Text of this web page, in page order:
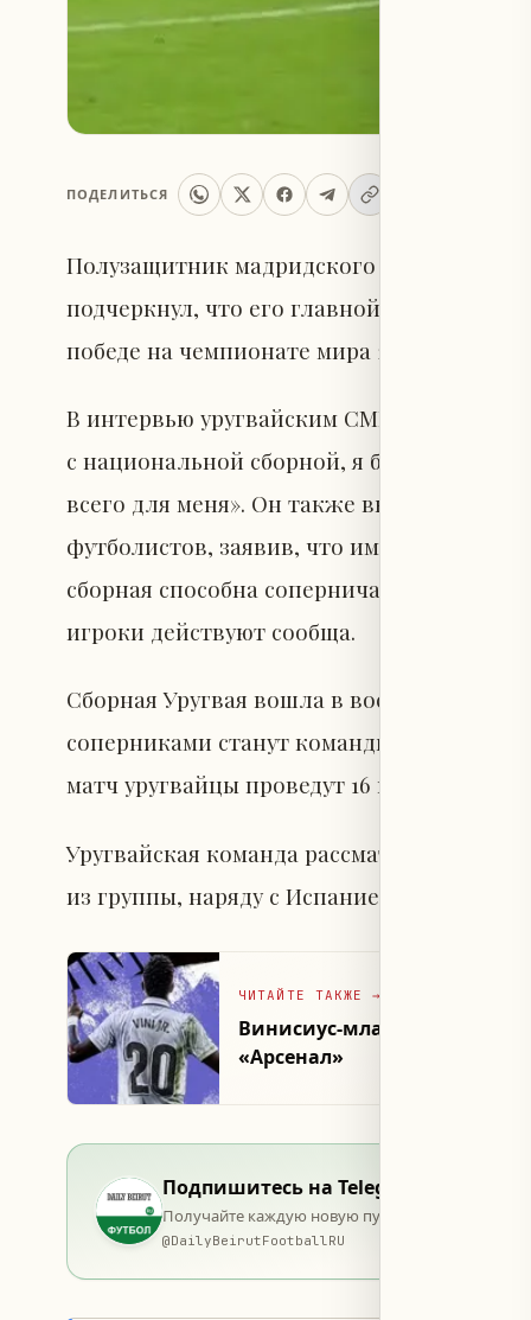
ПОДЕЛИТЬСЯ
Полузащитник мадридского «Реала» и
подчеркнул, что его главной мечтой
победе на чемпионате мира 2026 года.
В интервью уругвайским СМИ Фальверди
с национальной сборной, я буду
всего для меня». Он также выделил
футболистов, заявив, что именно в этом
сборная способна соперничать с любым
игроки действуют сообща.
Сборная Уругвая вошла в восьмую группу
соперниками станут команды Испании,
матч уругвайцы проведут 16 июня против
Уругвайская команда рассматривается
из группы, наряду с Испанией, и
ЧИТАЙТЕ ТАКЖЕ →
Винисиус-младший перед
«Арсенал»
Подпишитесь на Telegram
Получайте каждую новую публикацию в момент
@DailyBeirutFootballRU